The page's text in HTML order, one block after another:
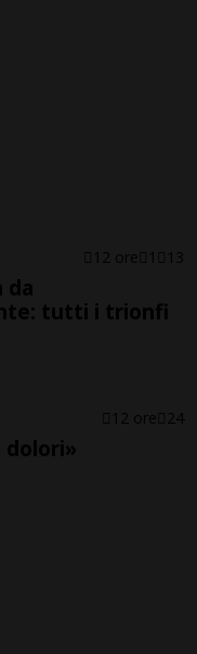
12 ore 1 13
da
tutti i trionfi
12 ore 24
dolori»